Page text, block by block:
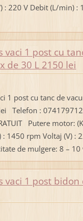
: 220 V Debit (L/min) :
vaci 1 post cu
de 30 L 2150 lei
1 post cu tanc de
Telefon :
Putere motor:
1450 rpm Voltaj (V) :
de mulgere: 8 – 10
vaci 1 post bidon